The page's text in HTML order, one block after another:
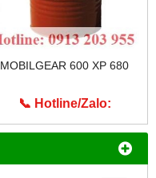
MOBILGEAR 600 XP 680
📞 Hotline/Zalo: